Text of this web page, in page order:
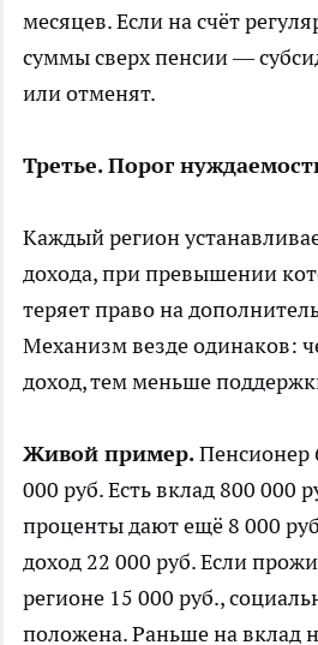
месяцев. Если на счёт
суммы сверх пенсии —
или отменят.
Третье. Порог
Каждый регион
дохода, при превышении
теряет право на
Механизм везде одинаков:
доход, тем меньше
Живой пример.Пенсионер
000 руб. Есть вклад 800 000
проценты дают ещё 8 000
доход 22 000 руб. Если
регионе 15 000 руб.,
положена. Раньше на вклад